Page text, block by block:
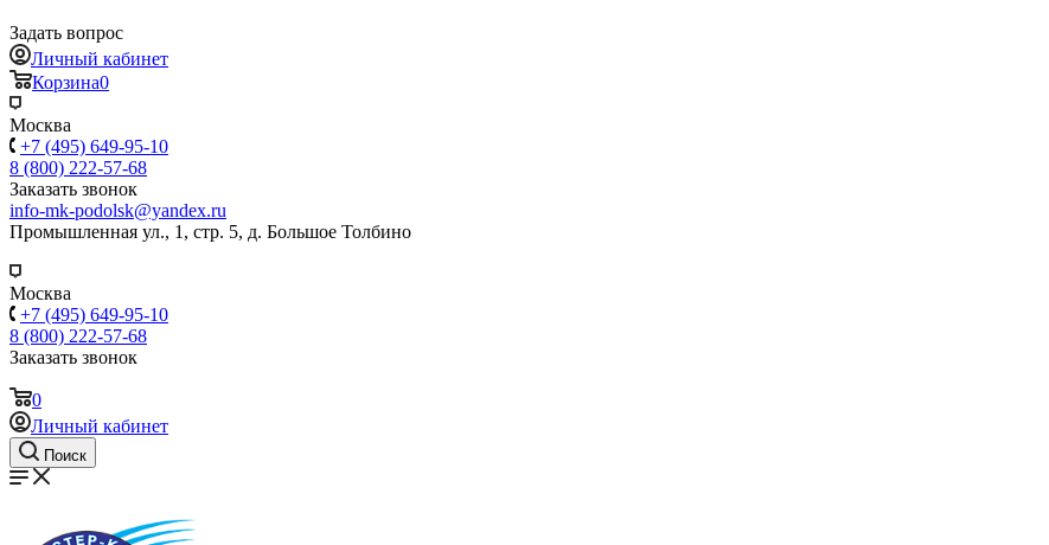
Задать вопрос
Личный кабинет
Корзина0
Москва
+7 (495) 649-95-10
8 (800) 222-57-68
Заказать звонок
info-mk-podolsk@yandex.ru
Промышленная ул., 1, стр. 5, д. Большое Толбино
Москва
+7 (495) 649-95-10
8 (800) 222-57-68
Заказать звонок
0
Личный кабинет
Поиск